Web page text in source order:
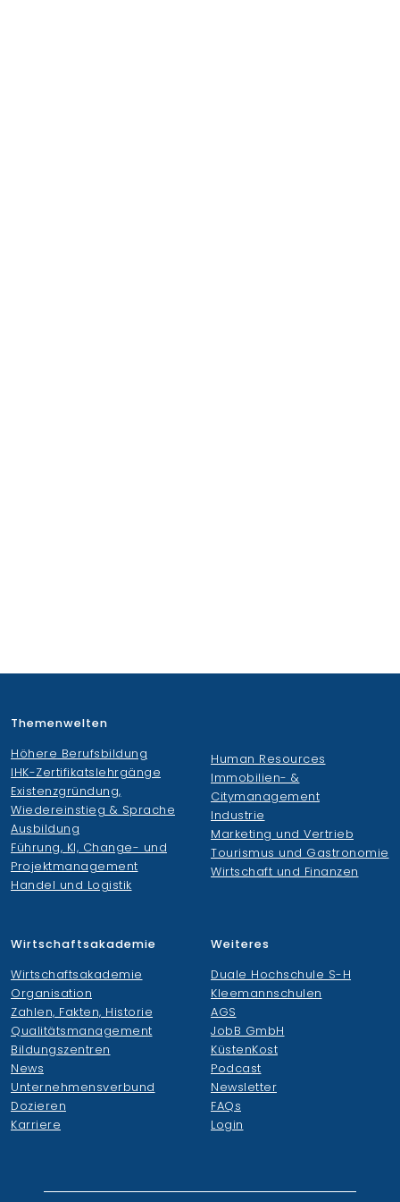
Themenwelten
Höhere Berufsbildung
IHK-Zertifikatslehrgänge
Existenzgründung,
Wiedereinstieg & Sprache
Ausbildung
Führung, KI, Change- und
Projektmanagement
Handel und Logistik
Human Resources
Immobilien- &
Citymanagement
Industrie
Marketing und Vertrieb
Tourismus und Gastronomie
Wirtschaft und Finanzen
Wirtschaftsakademie
Wirtschaftsakademie
Organisation
Zahlen, Fakten, Historie
Qualitätsmanagement
Bildungszentren
News
Unternehmensverbund
Dozieren
Karriere
Weiteres
Duale Hochschule S-H
Kleemannschulen
AGS
JobB GmbH
KüstenKost
Podcast
Newsletter
FAQs
Login